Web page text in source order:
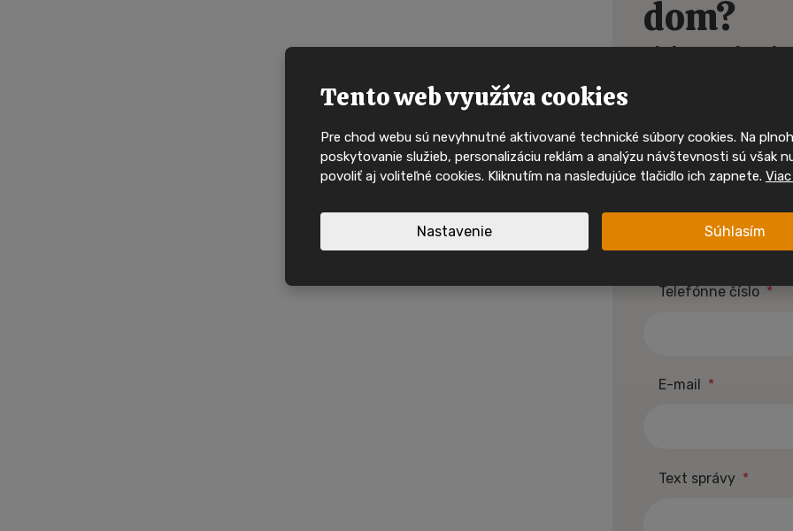
dom?
alebo sa
Ak nechcete písať,
Telefónne číslo *
E-mail *
Text správy *
Tento web využíva cookies
Pre chod webu sú nevyhnutné aktivované technické súbory cookies. Na
poskytovanie služieb, personalizáciu reklám a analýzu návštevnosti sú však
povoliť aj voliteľné cookies. Kliknutím na nasledujúce tlačidlo ich zapnete.
Nastavenie Súhlasím
Buďte mezi
Ty nejzajímavější mobilní domy
svého majitele velmi rychle.
sociálních sítích a mějte
Sledujte nás na
Sledujte nás na
Nové nabídky